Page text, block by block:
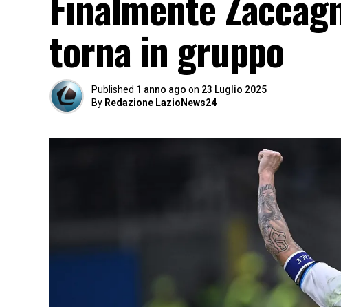
torna in gruppo
Published 1 anno ago on 23 Luglio 2025
By Redazione LazioNews24